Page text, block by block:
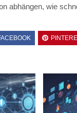
abhängen, wie